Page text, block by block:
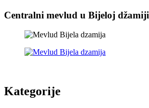
Centralni mevlud u Bijeloj džamiji
Kategorije